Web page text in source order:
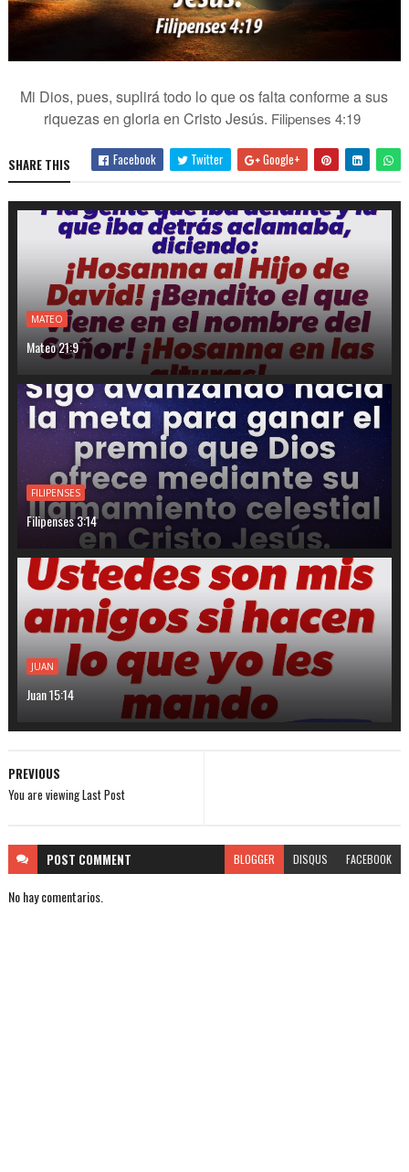
Mi Dios, pues, suplirá todo lo que os falta conforme a sus
riquezas en gloria en Cristo Jesús. Filipenses 4:19
SHARE THIS Facebook Twitter Google+
MATEO
Mateo 21:9
FILIPENSES
Filipenses 3:14
JUAN
Juan 15:14
PREVIOUS
You are viewing Last Post
POST COMMENT BLOGGER DISQUS FACEBOOK
No hay comentarios.